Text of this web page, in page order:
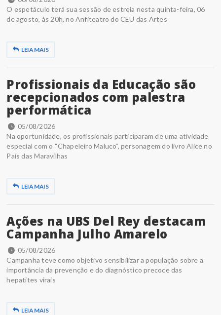
O espetáculo terá sua sessão de estreia nesta quinta-feira, 06
de agosto, às 20h, no Anfiteatro do CEU das Artes
LEIA MAIS
Profissionais da Educação são
recepcionados com palestra
performática
05/08/2026
Na oportunidade, os profissionais participaram de uma atividade
especial com o “Chapeleiro Maluco”, personagem do livro Alice no
País das Maravilhas
LEIA MAIS
Ações na UBS Del Rey destacam
Campanha Julho Amarelo
05/08/2026
Campanha teve como objetivo sensibilizar a população sobre a
importância da prevenção e do diagnóstico precoce das
hepatites virais
LEIA MAIS